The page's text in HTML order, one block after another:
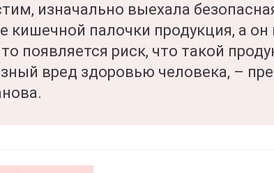
изначально выехала
кишечной палочки продукция, а он
появляется риск, что такой
вред здоровью человека, –